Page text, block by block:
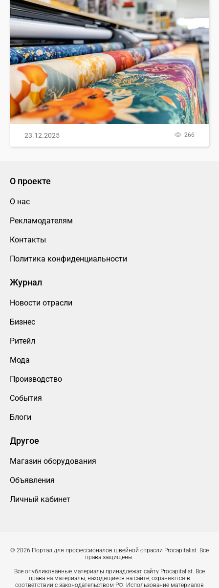
23.12.2025 266
О проекте
О нас
Рекламодателям
Контакты
Политика конфиденциальности
Журнал
Новости отрасли
Бизнес
Ритейл
Мода
Производство
События
Блоги
Другое
Магазин оборудования
Объявления
Личный кабинет
© 2026 Портал для профессионалов швейной отрасли Procapitalist. Все
права защищены.
Все опубликованные материалы принадлежат сайту Procapitalist. Все
права на материалы, находящиеся на сайте, охраняются в
соответствии с законодательством РФ. Использование материалов